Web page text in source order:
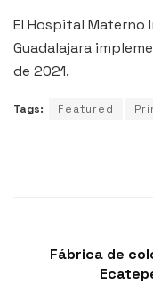
El Hospital Materno
Guadalajara
de 2021.
Tags: Featured
Fábrica de